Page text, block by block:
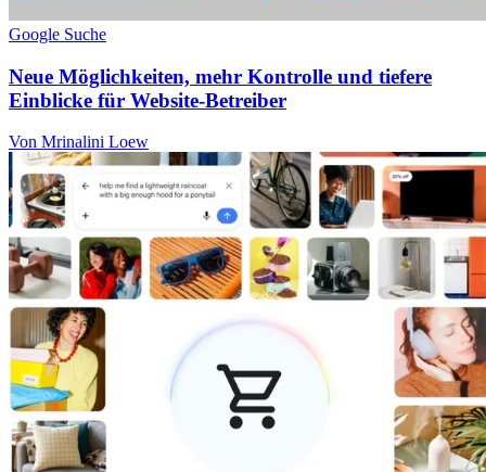
Google Suche
Neue Möglichkeiten, mehr Kontrolle und tiefere
Einblicke für Website-Betreiber
Von Mrinalini Loew